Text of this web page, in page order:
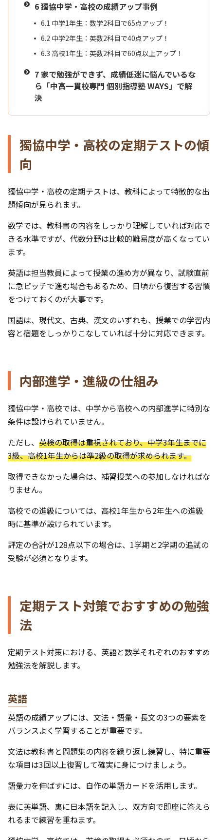
6獨協中学・高校の成績アップ事例
6.1 中学1年生：数学2科目で65点アップ！
6.2 中学2年生：英数2科目で40点アップ！
6.3 高校1年生：英数2科目で60点以上アップ！
7 家で勉強ができず、成績低迷に悩んでいるな
ら「中高一貫校専門 個別指導塾 WAYS」で解
決
獨協中学・高校の定期テストの傾
向
獨協中学・高校の定期テストは、教科によって特徴的な出
題傾向が見られます。
数学では、教科書の内容をしっかり理解していれば対応で
きる水準ですが、代数分野は比較的難易度が高くなってい
ます。
英語は担当教員によって授業の進め方が異なり、試験直前
に急ピッチで進む場合もあるため、日頃から復習する習慣
をつけておくのが大事です。
国語は、現代文、古典、漢文のいずれも、授業での学習内
容と宿題をしっかりこなしていれば十分に対応できます。
内部進学・進級の仕組み
獨協中学・高校では、中学から高校への内部進学に特別な
条件は設けられていません。
ただし、 英検の取得は重視されており、中学3年生までに
3級、高校1年生からは準2級の取得が求められます。
取得できなかった場合は、補習授業への参加しなければな
りません。
高校での進級については、高校1年生から2年生への進級
時に基準が設けられています。
評定の合計が128点以下の場合は、1学期と2学期の追試の
受験が必須となります。
定期テスト対策でおすすめの勉強
法
定期テスト対策における、英語と数学それぞれのおすすめ
勉強法を解説します。
英語
英語の成績アップには、文法・語彙・長文の3つの要素を
バランスよく学習することが重要です。
文法は教科書と問題集の内容を繰り返し練習し、特に重要
な項目は3回以上復習して確実に身につけましょう。
語彙力を伸ばすには、自作の単語カードを活用します。
表に英単語、裏に日本語を記入し、双方向で即座に答えら
れるまで練習を重ねます。